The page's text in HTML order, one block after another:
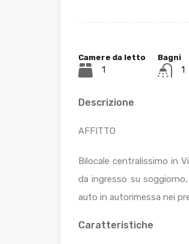
Camere da letto
1
Bagni
1
Descrizione
AFFITTO
Bilocale centralissimo in
da ingresso su
auto in autorimessa nei
Caratteristiche